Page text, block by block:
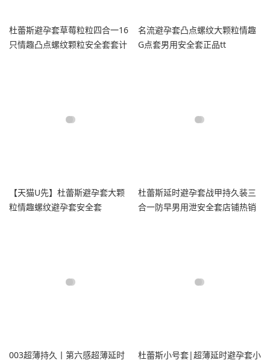
杜蕾斯避孕套草莓粒粒四合一16
只情趣凸点螺纹颗粒安全套套计
名流避孕套凸点螺纹大颗粒情趣
G点套男用安全套正品tt
【天猫U先】杜蕾斯避孕套大颗
粒情趣螺纹避孕套安全套
杜蕾斯延时避孕套战甲持久装三
合一防早男用泄安全套店铺热销
003超薄持久丨第六感超薄延时
杜蕾斯小号套|超薄延时避孕套小